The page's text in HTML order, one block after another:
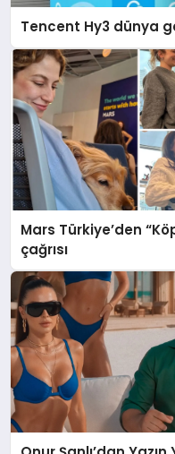
Tencent Hy3 dünya
Mars Türkiye’den
çağrısı